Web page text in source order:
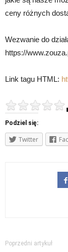
ceny różnych
Wezwanie do
https://
Link tagu HTML:
Podziel się:
Twitter
Poprzedni artykuł